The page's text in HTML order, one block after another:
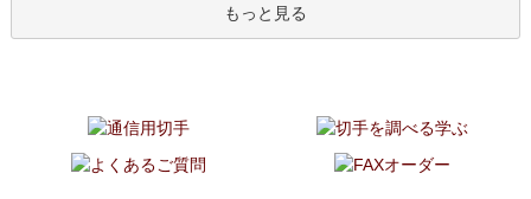
もっと見る